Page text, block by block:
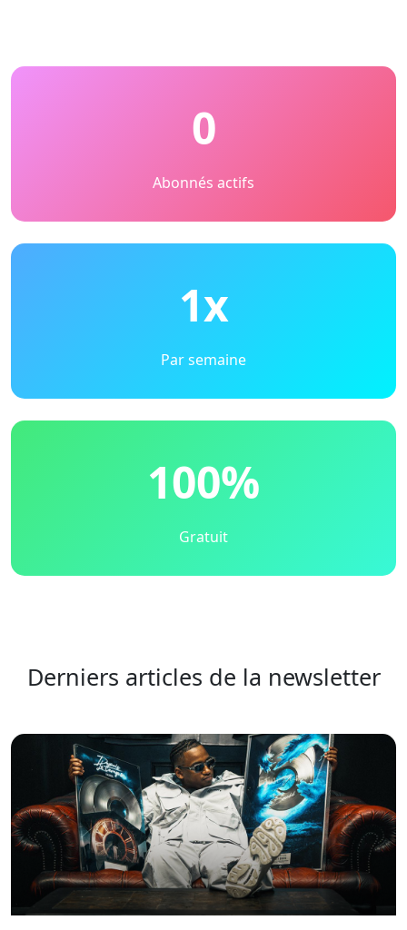
0
Abonnés actifs
1x
Par semaine
100%
Gratuit
Derniers articles de la newsletter